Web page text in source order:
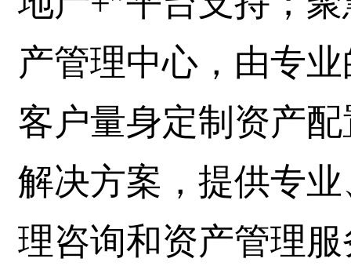
产管理中心，由专
客户量身定制资产
解决方案，提供专
理咨询和资产管理